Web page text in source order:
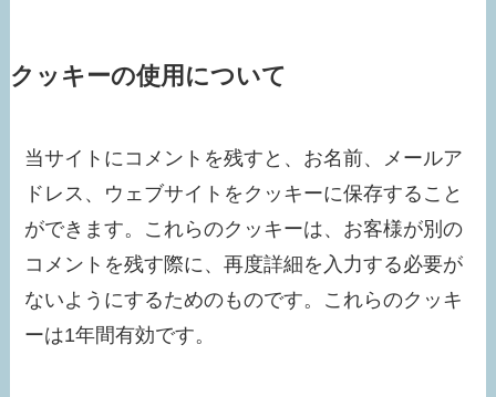
クッキーの使用について
当サイトにコメントを残すと、お名前、メールア
ドレス、ウェブサイトをクッキーに保存すること
ができます。これらのクッキーは、お客様が別の
コメントを残す際に、再度詳細を入力する必要が
ないようにするためのものです。これらのクッキ
ーは1年間有効です。